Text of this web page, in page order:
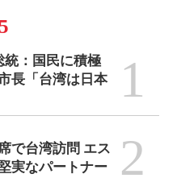
統：国民に積極
長「台湾は日本
1
で台湾訪問 エス
実なパートナー
2